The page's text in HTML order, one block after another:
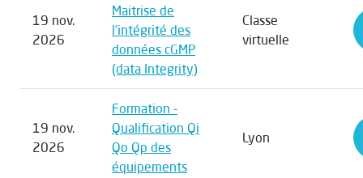
19 nov.
2026
Maitrise de
l'intégrité des
données cGMP
(data Integrity)
Classe
virtuelle
19 nov.
2026
Formation -
Qualification Qi
Qo Qp des
équipements
Lyon